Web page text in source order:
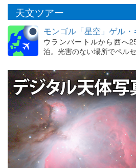
天文ツアー
モンゴル「星空」ゲル
ウランバートルから西へ
泊。光害のない場所でペル